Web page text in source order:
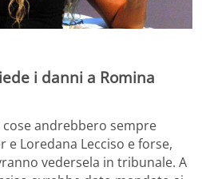
i danni a Romina
andrebbero sempre
e Loredana Lecciso e forse,
vedersela in tribunale. A